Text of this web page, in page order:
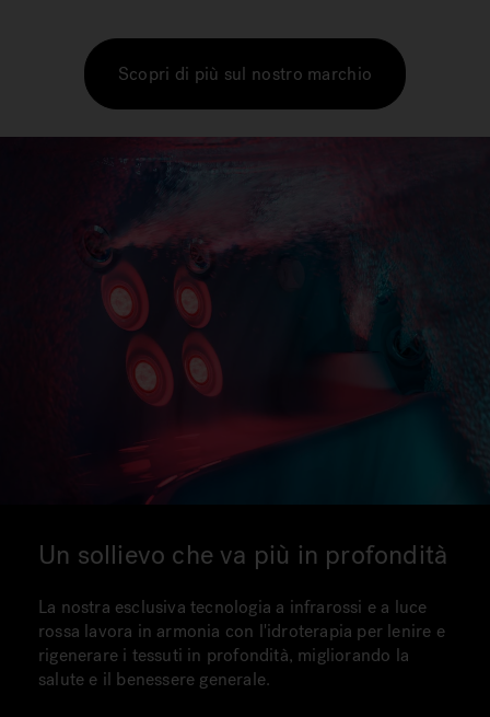
Scopri di più sul nostro marchio
Un sollievo che va più in profondità
La nostra esclusiva tecnologia a infrarossi e a luce
rossa lavora in armonia con l'idroterapia per lenire e
rigenerare i tessuti in profondità, migliorando la
salute e il benessere generale.